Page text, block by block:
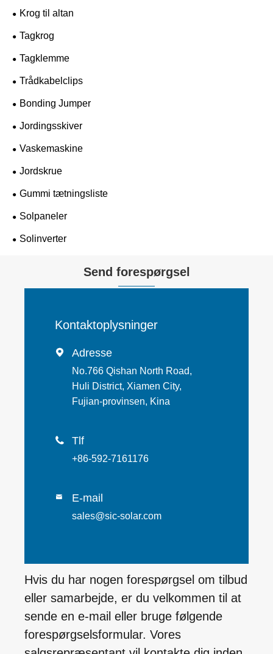
Krog til altan
Tagkrog
Tagklemme
Trådkabelclips
Bonding Jumper
Jordingsskiver
Vaskemaskine
Jordskrue
Gummi tætningsliste
Solpaneler
Solinverter
Send forespørgsel
Kontaktoplysninger
 Adresse
No.766 Qishan North Road,
Huli District, Xiamen City,
Fujian-provinsen, Kina
 Tlf
+86-592-7161176
 E-mail
sales@sic-solar.com
Hvis du har nogen forespørgsel om tilbud
eller samarbejde, er du velkommen til at
sende en e-mail eller bruge følgende
forespørgselsformular. Vores